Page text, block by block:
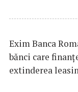
Exim Banca
bănci care
extinderea